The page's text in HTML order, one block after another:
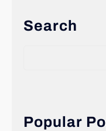
Search
Popular